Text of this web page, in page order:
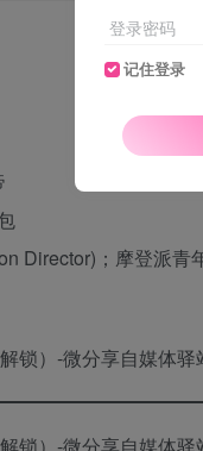
Director)；摩登派
登录密码
记住登录